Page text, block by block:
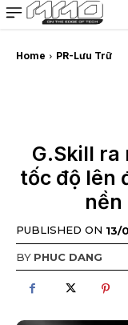
MMOSITE -
Bài viết nổi bật
Home PR-Lưu Trữ
G.Skill ra
tốc độ lên
nền
PUBLISHED ON 13/
BY PHUC DANG